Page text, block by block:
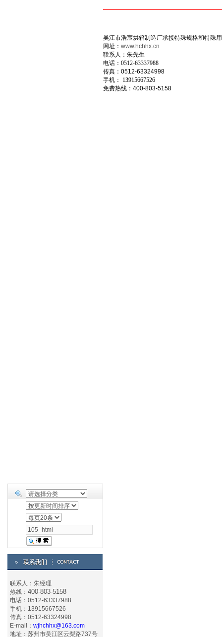
吴江市浩宸烘箱制造厂承接特殊规格和特殊
网址： www.hchhx.cn
联系人：朱先生
电话： 0512-63337988
传真：0512-63324998
手机： 13915667526
免费热线：400-803-5158
联系人：朱经理
热线： 400-803-5158
电话：0512-63337988
手机：13915667526
传真：0512-63324998
E-mail： wjhchhx@163.com
地址：苏州市吴江区云梨路737号